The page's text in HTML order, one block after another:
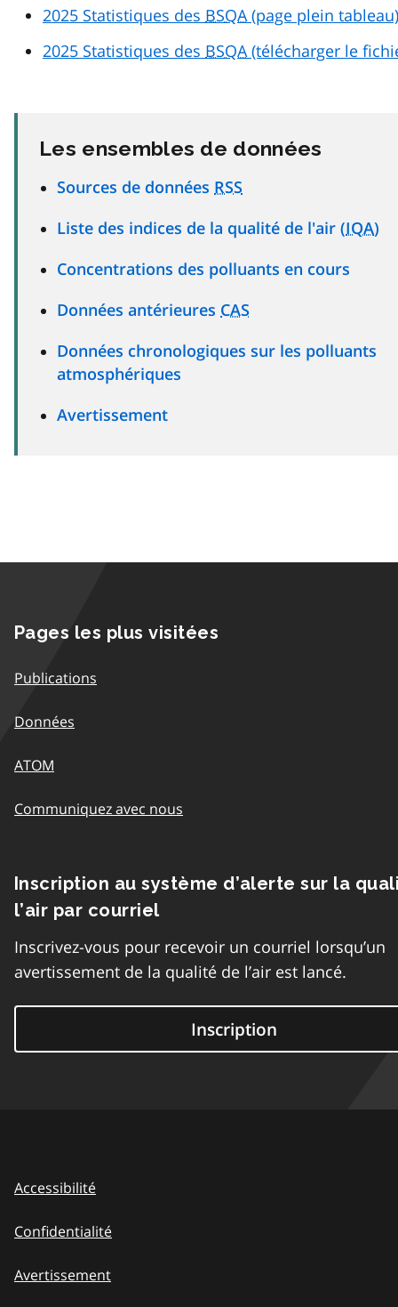
2025 Statistiques des BSQA(page plein tableau)
2025 Statistiques des BSQA(télécharger le
Les ensembles de données
Sources de données RSS
Liste des indices de la qualité de l'air (IQA)
Concentrations des polluants en cours
Données antérieures CAS
Données chronologiques sur les polluants
atmosphériques
Avertissement
Pages les plus visitées
Publications
Données
ATOM
Communiquez avec nous
Inscription au système d’alerte sur la
l’air par courriel
Inscrivez-vous pour recevoir un courriel lorsqu’un
avertissement de la qualité de l’air est lancé.
Inscription
Accessibilité
Confidentialité
Avertissement